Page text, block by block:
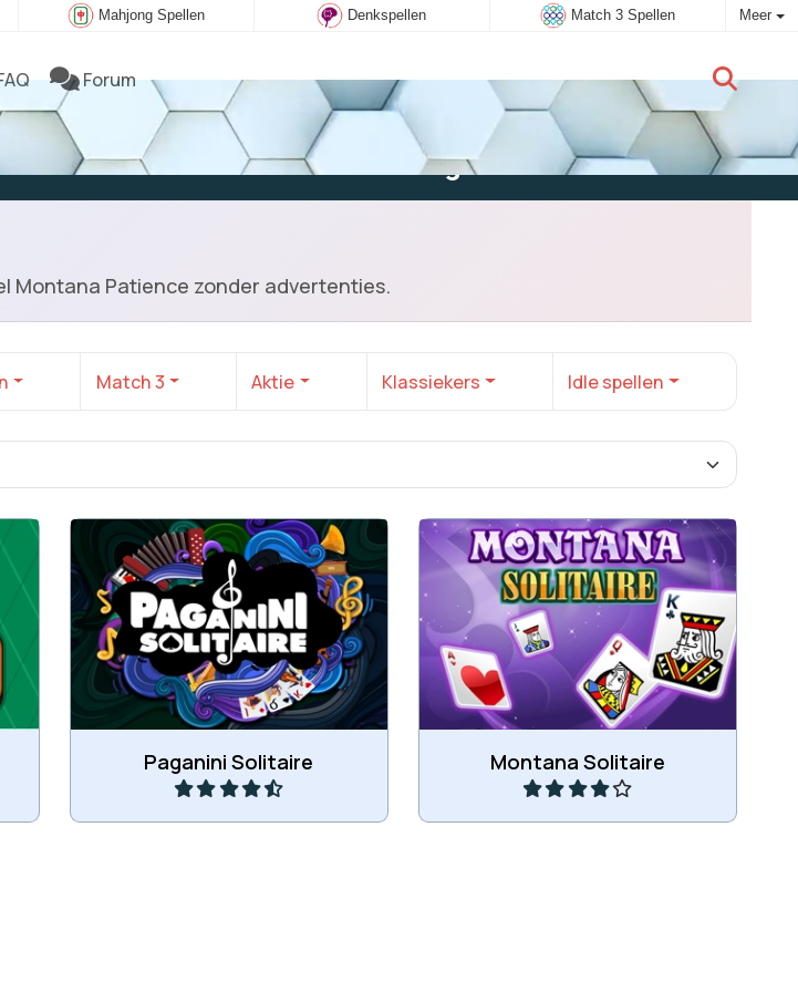
Mahjong Spellen Denkspellen Match 3 Spellen Meer
Forum
Nieuwe gebruiker:Aanmelden
Montana Patience zonder advertenties.
Match 3 Aktie Klassiekers Idle spellen
Paganini Solitaire
Plaats alle kaarten in kleur van Aas
naar Koning.
Speel Montana Solitaire
Leg de kaarten op volgorde van 2
naar Koning
Speel